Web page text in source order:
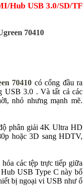
Hub USB 3.0/SD/TF
70410
70410 có cổng đầu ra
USB 3.0 . Và tất cả các
nhỏ nhưng mạnh mẽ.
phân giải 4K Ultra HD
hoặc 3D sang HDTV,
các tệp trực tiếp giữa
USB Type C này bổ
bị ngoại vi USB như ổ